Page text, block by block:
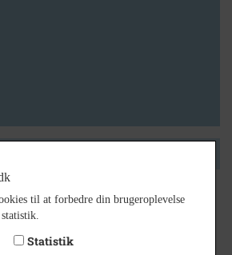
til at forbedre din brugeroplevelse
Statistik